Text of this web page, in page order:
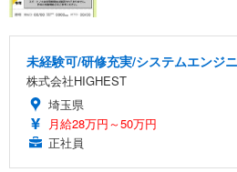
未経験可/研修充実/システムエンジ
株式会社HIGHEST
埼玉県
月給28万円～50万円
正社員